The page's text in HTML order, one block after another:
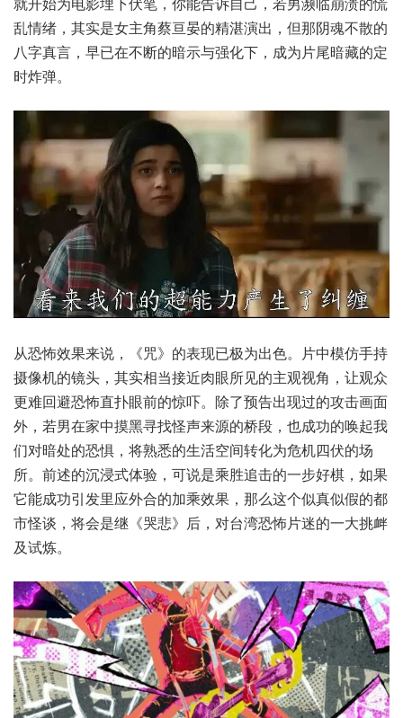
乱情绪，其实是女主角蔡亘晏的精湛演出，但那阴魂不散的
八字真言，早已在不断的暗示与强化下，成为片尾暗藏的定
时炸弹。
从恐怖效果来说，《咒》的表现已极为出色。片中模仿手持
摄像机的镜头，其实相当接近肉眼所见的主观视角，让观众
更难回避恐怖直扑眼前的惊吓。除了预告出现过的攻击画面
外，若男在家中摸黑寻找怪声来源的桥段，也成功的唤起我
们对暗处的恐惧，将熟悉的生活空间转化为危机四伏的场
所。前述的沉浸式体验，可说是乘胜追击的一步好棋，如果
它能成功引发里应外合的加乘效果，那么这个似真似假的都
市怪谈，将会是继《哭悲》后，对台湾恐怖片迷的一大挑衅
及试炼。